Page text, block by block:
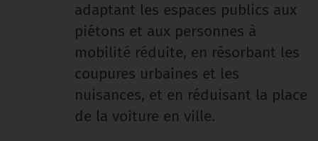
adaptant les espaces publics aux
piétons et aux personnes à
mobilité réduite, en résorbant les
coupures urbaines et les
nuisances, et en réduisant la place
de la voiture en ville.